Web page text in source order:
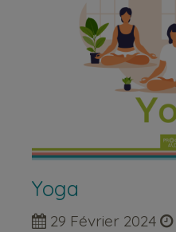
Yoga
29 Février 2024